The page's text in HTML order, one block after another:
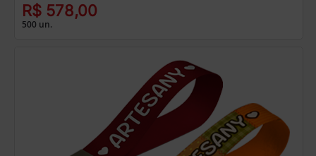
R$ 578,00
500 un.